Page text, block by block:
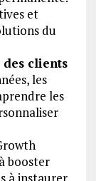
et
du
clients
les
les
booster
à instaurer